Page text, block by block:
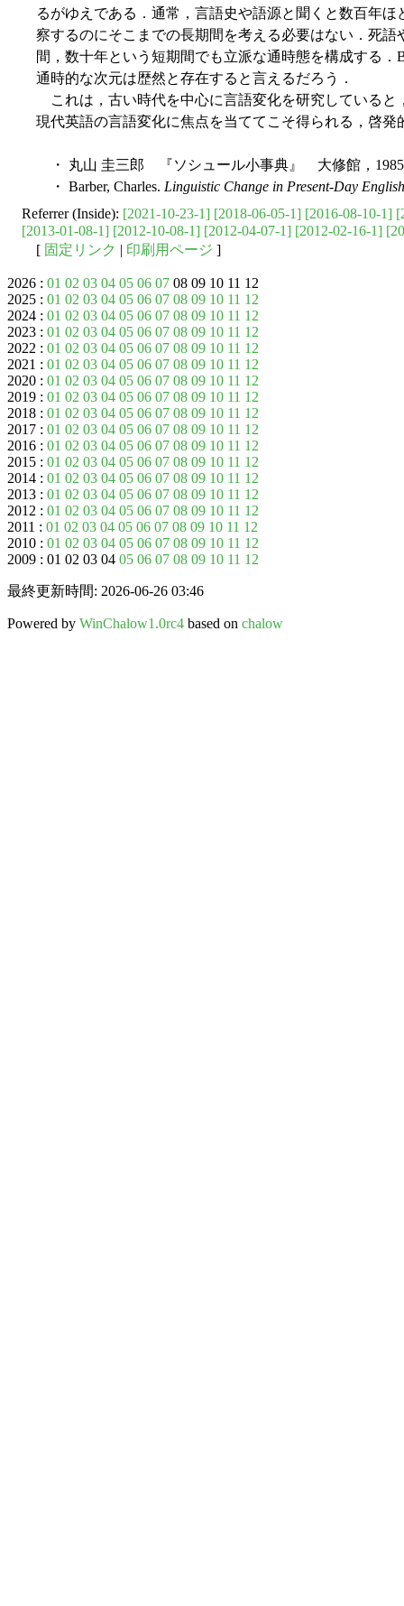
るがゆえである．通常，言語史や語源と聞くと数百年
察するのにそこまでの長期間を考える必要はない．死
間，数十年という短期間でも立派な通時態を構成する．
通時的な次元は歴然と存在すると言えるだろう．
これは，古い時代を中心に言語変化を研究していると
現代英語の言語変化に焦点を当ててこそ得られる，啓発
・ 丸山 圭三郎 『ソシュール小事典』 大修館，
・ Barber, Charles. Linguistic Change in Present-Day English
Referrer (Inside): [2021-10-23-1] [2018-06-05-1] [2016-08-10-1]
[2013-01-08-1] [2012-10-08-1] [2012-04-07-1] [2012-02-16-1]
[ 固定リンク | 印刷用ページ ]
2026 : 01 02 03 04 05 06 07 08 09 10 11 12
2025 : 01 02 03 04 05 06 07 08 09 10 11 12
2024 : 01 02 03 04 05 06 07 08 09 10 11 12
2023 : 01 02 03 04 05 06 07 08 09 10 11 12
2022 : 01 02 03 04 05 06 07 08 09 10 11 12
2021 : 01 02 03 04 05 06 07 08 09 10 11 12
2020 : 01 02 03 04 05 06 07 08 09 10 11 12
2019 : 01 02 03 04 05 06 07 08 09 10 11 12
2018 : 01 02 03 04 05 06 07 08 09 10 11 12
2017 : 01 02 03 04 05 06 07 08 09 10 11 12
2016 : 01 02 03 04 05 06 07 08 09 10 11 12
2015 : 01 02 03 04 05 06 07 08 09 10 11 12
2014 : 01 02 03 04 05 06 07 08 09 10 11 12
2013 : 01 02 03 04 05 06 07 08 09 10 11 12
2012 : 01 02 03 04 05 06 07 08 09 10 11 12
2011 : 01 02 03 04 05 06 07 08 09 10 11 12
2010 : 01 02 03 04 05 06 07 08 09 10 11 12
2009 : 01 02 03 04 05 06 07 08 09 10 11 12
最終更新時間: 2026-06-26 03:46
Powered by WinChalow1.0rc4 based on chalow